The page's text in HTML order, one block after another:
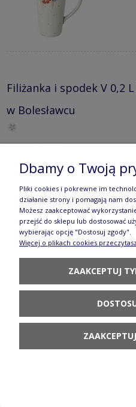
Filiżanka i spodek V 0,2
w Bolesławcu
Filiżanka i spodek V 0,2
w Bolesławcu Forest Line
Dbamy o Twoją
Pliki cookies i pokrewne im
działanie strony i pomagają nam
Możesz zaakceptować
przejść do sklepu lub dostosować
wybierając opcję "Dostosuj zgody".
Więcej o plikach cookies
ZAAKCEPTUJ